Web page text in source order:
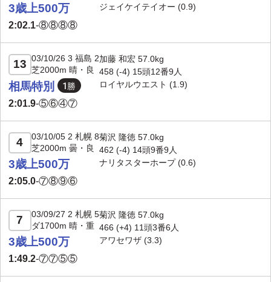
3歳上500万
2:02.1-⑧⑧⑧⑧
ジェイケイテイオー (0.9)
13
03/10/26 3 福島 2
芝2000m 晴・良
相馬特別
2:01.9-⑤⑥④⑦
加藤 和宏 57.0kg
458 (-4) 15頭12番9人
ロイヤルウエスト (1.9)
4
03/10/05 2 札幌 8
芝2000m 曇・良
3歳上500万
2:05.0-⑦⑧⑨⑥
菊沢 隆徳 57.0kg
462 (-4) 14頭9番9人
ナリタスターホープ(0.6)
7
03/09/27 2 札幌 5
ダ1700m 晴・重
3歳上500万
1:49.2-⑦⑦⑤⑤
菊沢 隆徳 57.0kg
466 (+4) 11頭3番6人
アワセワザ (3.3)